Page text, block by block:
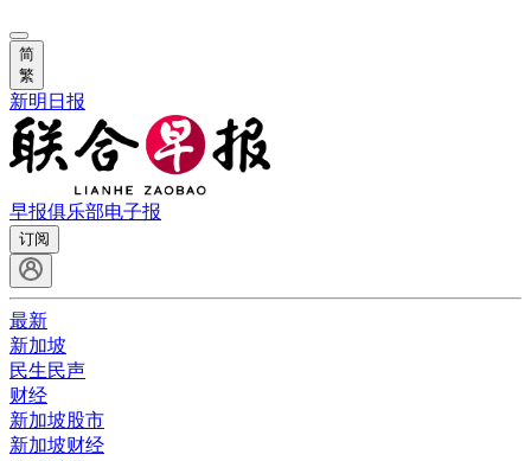
简
繁
新明日报
早报俱乐部电子报
订阅
最新
新加坡
民生民声
财经
新加坡股市
新加坡财经